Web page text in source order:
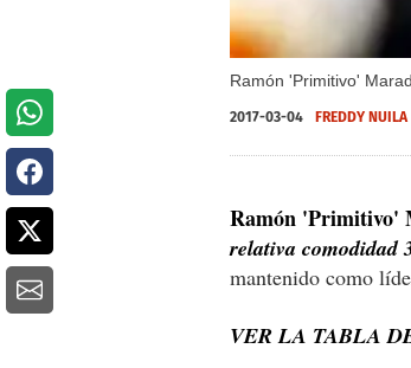
Ramón 'Primitivo'
2017-03-04 FREDDY NUILA
Ramón 'Primitivo'
relativa comodidad
mantenido como
VER LA TABLA